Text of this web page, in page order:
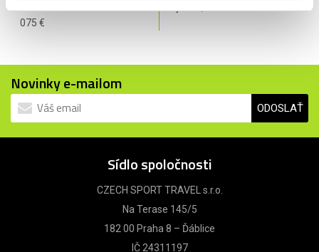
075 €
Novinky e-mailom
ODOSLAŤ
Sídlo spoločnosti
CZECH SPORT TRAVEL s.r.o.
Na Terase 145/5
182 00 Praha 8 – Ďáblice
IČ 24311197